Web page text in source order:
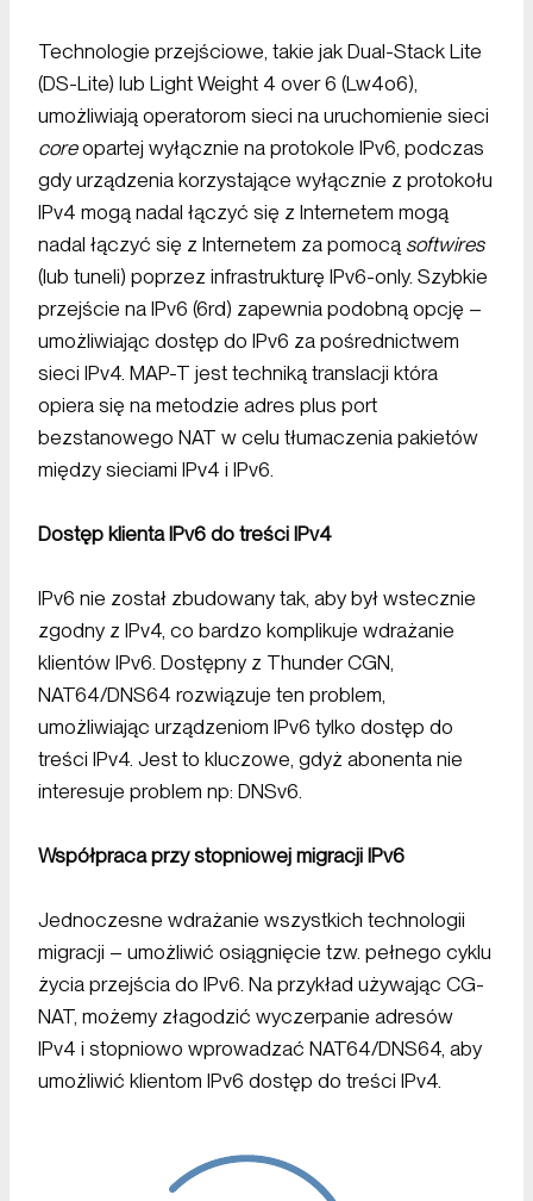
Technologie przejściowe, takie jak Dual-Stack Lite
(DS-Lite) lub Light Weight 4 over 6 (Lw4o6),
umożliwiają operatorom sieci na uruchomienie sieci
coreopartej wyłącznie na protokole IPv6, podczas
gdy urządzenia korzystające wyłącznie z protokołu
IPv4 mogą nadal łączyć się z Internetem mogą
nadal łączyć się z Internetem za pomocą softwires
(lub tuneli) poprzez infrastrukturę IPv6-only. Szybkie
przejście na IPv6 (6rd) zapewnia podobną opcję –
umożliwiając dostęp do IPv6 za pośrednictwem
sieci IPv4. MAP-T jest techniką translacji która
opiera się na metodzie adres plus port
bezstanowego NAT w celu tłumaczenia pakietów
między sieciami IPv4 i IPv6.
Dostęp klienta IPv6 do treści IPv4
IPv6 nie został zbudowany tak, aby był wstecznie
zgodny z IPv4, co bardzo komplikuje wdrażanie
klientów IPv6. Dostępny z Thunder CGN,
NAT64/DNS64 rozwiązuje ten problem,
umożliwiając urządzeniom IPv6 tylko dostęp do
treści IPv4. Jest to kluczowe, gdyż abonenta nie
interesuje problem np: DNSv6.
Współpraca przy stopniowej migracji IPv6
Jednoczesne wdrażanie wszystkich technologii
migracji – umożliwić osiągnięcie tzw. pełnego cyklu
życia przejścia do IPv6. Na przykład używając CG-
NAT, możemy złagodzić wyczerpanie adresów
IPv4 i stopniowo wprowadzać NAT64/DNS64, aby
umożliwić klientom IPv6 dostęp do treści IPv4.